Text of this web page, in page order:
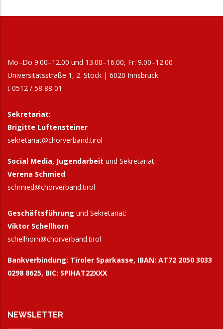
Mo–Do 9.00–12.00 und 13.00–16.00, Fr: 9.00–12.00
Universitätsstraße 1, 2. Stock | 6020 Innsbruck
t 0512 / 58 88 01
Sekretariat:
Brigitte Luftensteiner
sekretariat@chorverband.tirol
Social Media, Jugendarbeit und Sekretariat:
Verena Schmied
schmied@chorverband.tirol
Geschäftsführung und Sekretariat:
Viktor Schellhorn
schellhorn@chorverband.tirol
Bankverbindung: Tiroler Sparkasse, IBAN: AT72 2050 3033
0298 8625, BIC: SPIHAT22XXX
NEWSLETTER